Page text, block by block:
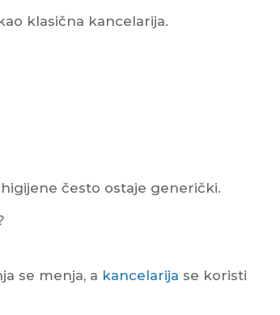
klasična kancelarija.
često ostaje generički.
se menja, a kancelarija se koristi